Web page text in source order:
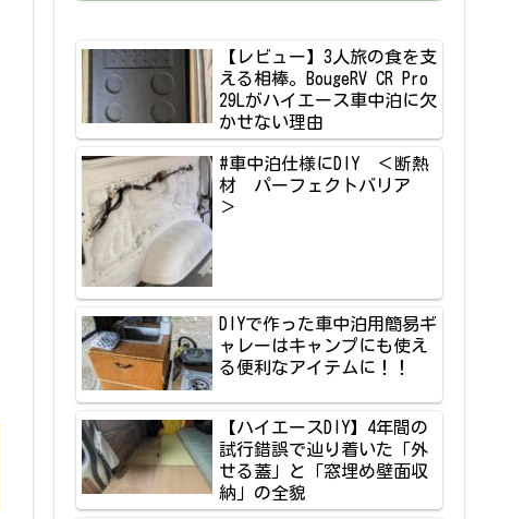
【レビュー】3人旅の食を支
える相棒。BougeRV CR Pro
29Lがハイエース車中泊に欠
かせない理由
#車中泊仕様にDIY ＜断熱
材 パーフェクトバリア
＞
DIYで作った車中泊用簡易ギ
ャレーはキャンプにも使え
る便利なアイテムに！！
【ハイエースDIY】4年間の
試行錯誤で辿り着いた「外
せる蓋」と「窓埋め壁面収
納」の全貌